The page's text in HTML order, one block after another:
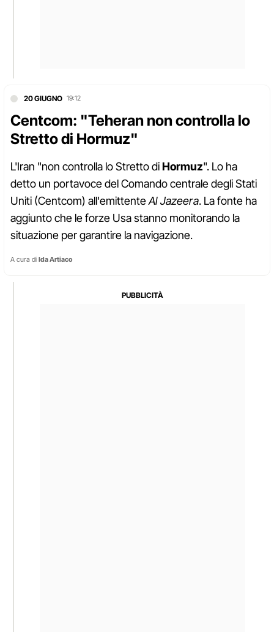
20 GIUGNO 19:12
Centcom: "Teheran non controlla lo
Stretto di Hormuz"
L'Iran "non controlla lo Stretto diHormuz". Lo ha
detto un portavoce del Comando centrale degli Stati
Uniti (Centcom) all'emittenteAl Jazeera. La fonte ha
aggiunto che le forze Usa stanno monitorando la
situazione per garantire la navigazione.
A cura di Ida Artiaco